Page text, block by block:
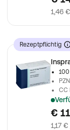
1,46
Rezeptpflichtig
PZN
CC
€
1,17